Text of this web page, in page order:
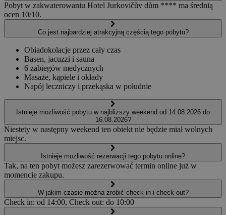
Pobyt w zakwaterowaniu Hotel Jurkovičův dům **** ma średnią
ocen 10/10.
Co jest najbardziej atrakcyjną częścią tego pobytu?
Obiadokolacje przez cały czas
Basen, jacuzzi i sauna
6 zabiegów medycznych
Masaże, kąpiele i okłady
Napój leczniczy i przekąska w południe
Istnieje możliwość pobytu w najbliższy weekend od 14.08.2026 do
16.08.2026?
Niestety w następny weekend ten obiekt nie będzie miał wolnych
miejsc.
Istnieje możliwość rezerwacji tego pobytu online?
Tak, na ten pobyt możesz zarezerwować termin online już w
momencie zakupu.
W jakim czasie można zrobić check in i check out?
Check in: od 14:00, Check out: do 10:00